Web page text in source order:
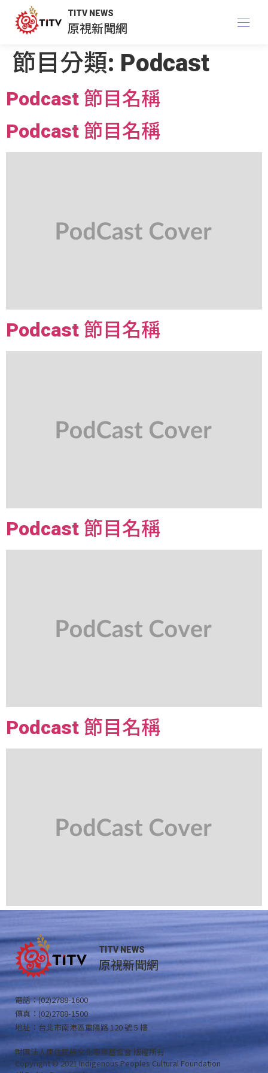
TITV NEWS
原視新聞網
節目分類: Podcast
Podcast 節目名稱
Podcast 節目名稱
Podcast 節目名稱
Podcast 節目名稱
Podcast 節目名稱
TITV NEWS
原視新聞網
電話：(02)2788-1600
傳真：(02)2788-1500
地址：台北市南港區重陽路 120 號 5 樓
財團法人原住民族文化事業基金會 版權所有
Copyright © 2021 Indigenous Peoples Cultural Foundation